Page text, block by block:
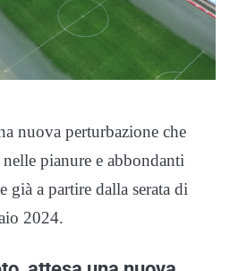
nuova perturbazione che
pianure e abbondanti
già a partire dalla serata di
2024.